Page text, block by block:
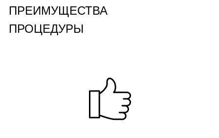
ПРЕИМУЩЕСТВА
ПРОЦЕДУРЫ